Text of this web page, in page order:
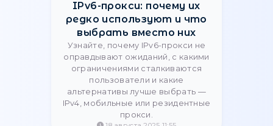
Мобильные прокси с